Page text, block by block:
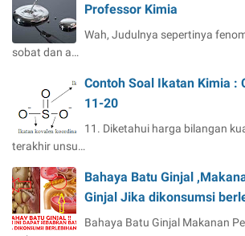
Professor Kimia
Wah, Judulnya sepertinya
sobat dan a…
Contoh Soal Ikatan Kimia :
11-20
11. Diketahui harga bilangan
terakhir unsu…
Bahaya Batu Ginjal
Ginjal Jika dikonsumsi
Bahaya Batu Ginjal Makanan